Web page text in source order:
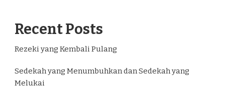
Recent Posts
Rezeki yang Kembali Pulang
Sedekah yang Menumbuhkan dan Sedekah yang
Melukai